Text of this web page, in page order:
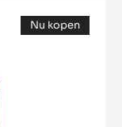
Nu kopen
(opens